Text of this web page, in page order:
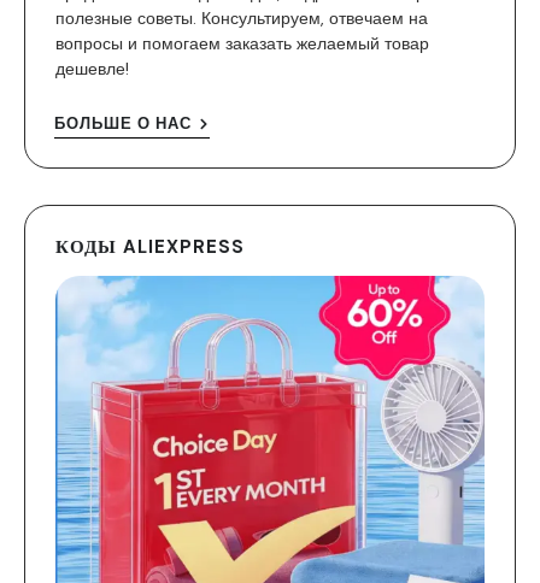
полезные советы. Консультируем, отвечаем на
вопросы и помогаем заказать желаемый товар
дешевле!
БОЛЬШЕ О НАС
КОДЫ ALIEXPRESS